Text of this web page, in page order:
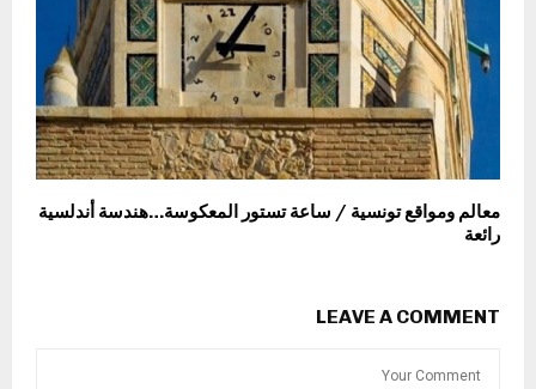
معالم ومواقع تونسية / ساعة تستور المعكوسة…هندسة أندلسية
رائعة
LEAVE A COMMENT